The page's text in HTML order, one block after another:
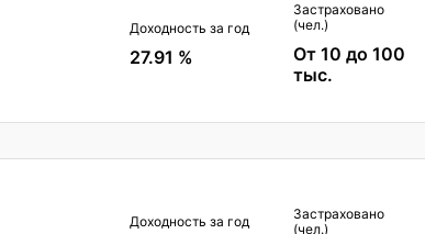
Доходность за год
27.91 %
Застраховано
(чел.)
От 10 до 100
тыс.
Доходность за год
Застраховано
(чел.)